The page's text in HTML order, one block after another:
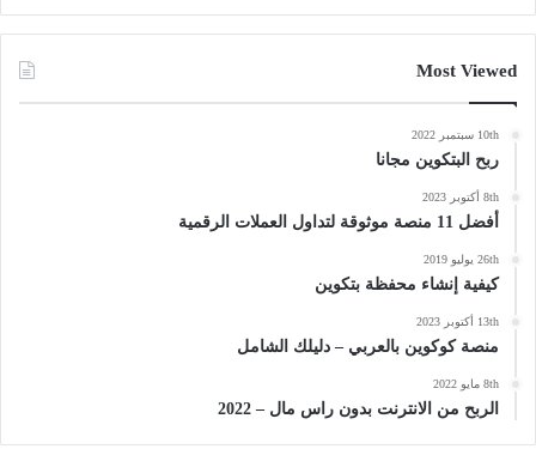
Most Viewed
10th سبتمبر 2022
ربح البتكوين مجانا
8th أكتوبر 2023
أفضل 11 منصة موثوقة لتداول العملات الرقمية
26th يوليو 2019
كيفية إنشاء محفظة بتكوين
13th أكتوبر 2023
منصة كوكوين بالعربي – دليلك الشامل
8th مايو 2022
الربح من الانترنت بدون راس مال – 2022